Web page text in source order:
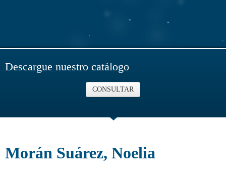
Descargue nuestro catálogo
CONSULTAR
Morán Suárez, Noelia